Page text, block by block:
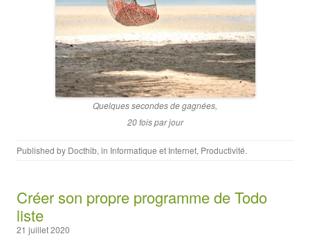
Quelques secondes de gagnées,
20 fois par jour
Published by Docthib, in Informatique et Internet, Productivité.
Créer son propre programme de Todo
liste
21 juillet 2020